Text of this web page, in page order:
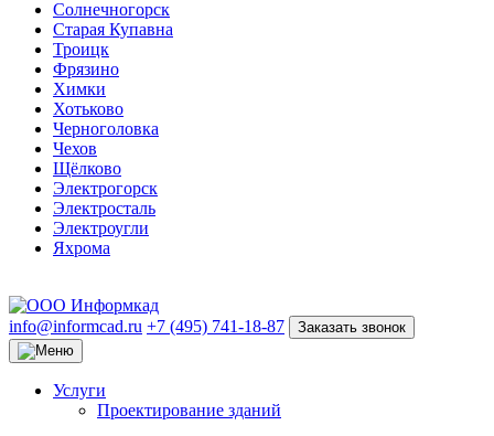
Солнечногорск
Старая Купавна
Троицк
Фрязино
Химки
Хотьково
Черноголовка
Чехов
Щёлково
Электрогорск
Электросталь
Электроугли
Яхрома
info@informcad.ru +7 (495) 741-18-87 Заказать звонок
Услуги
Проектирование зданий